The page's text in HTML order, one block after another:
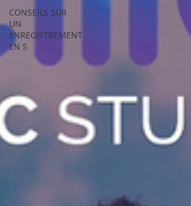
CONSEILS SUR
UN
ENREGISTREMENT
EN S